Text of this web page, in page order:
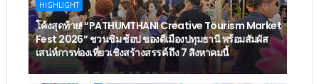
HIGHLIGHT
โค้งสุดท้าย! “PATHUMTHANI Creative Tourism Market
Fest 2026” ชวนชิม ช้อป ของดีเมืองปทุมธานี พร้อมสัมผัส
เสน่ห์การท่องเที่ยวเชิงสร้างสรรค์ ถึง 7 สิงหาคมนี้